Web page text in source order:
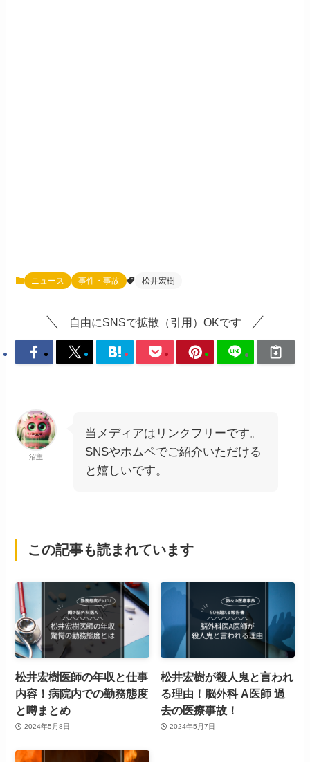
ニュース 事件・事故 松井宏樹
自由にSNSで拡散（引用）OKです
沼主
当メディアはリンクフリーです。
SNSやホムペでご紹介いただける
と嬉しいです。
この記事も読まれています
松井宏樹医師の年収と仕事
内容！病院内での勤務態度
と噂まとめ
2024年5月8日
松井宏樹が殺人鬼と言われ
る理由！脳外科 A医師 過
去の医療事故！
2024年5月7日